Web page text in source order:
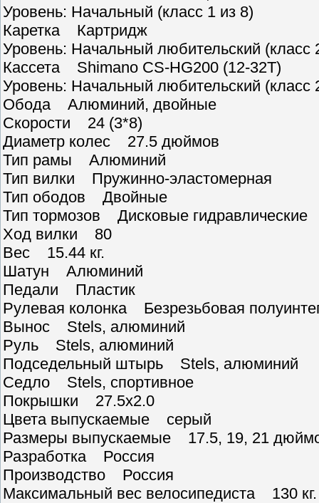
Уровень: Начальный (класс 1 из 8)
Каретка Картридж
Уровень: Начальный любительский (класс
Кассета Shimano CS-HG200 (12-32T)
Уровень: Начальный любительский (класс
Обода Алюминий, двойные
Скорости 24 (3*8)
Диаметр колес 27.5 дюймов
Тип рамы Алюминий
Тип вилки Пружинно-эластомерная
Тип ободов Двойные
Тип тормозов Дисковые гидравлические
Ход вилки 80
Вес 15.44 кг.
Шатун Алюминий
Педали Пластик
Рулевая колонка Безрезьбовая
Вынос Stels, алюминий
Руль Stels, алюминий
Подседельный штырь Stels, алюминий
Седло Stels, спортивное
Покрышки 27.5x2.0
Цвета выпускаемые серый
Размеры выпускаемые 17.5, 19, 21
Разработка Россия
Производство Россия
Максимальный вес велосипедиста 130 кг.